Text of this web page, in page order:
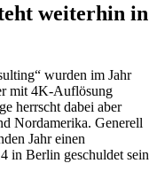
weiterhin in
wurden im Jahr
mit 4K-Auflösung
herrscht dabei aber
Nordamerika. Generell
Jahr einen
in Berlin geschuldet sein